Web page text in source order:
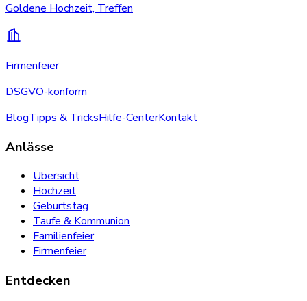
Goldene Hochzeit, Treffen
Firmenfeier
DSGVO-konform
BlogTipps & TricksHilfe-CenterKontakt
Anlässe
Übersicht
Hochzeit
Geburtstag
Taufe & Kommunion
Familienfeier
Firmenfeier
Entdecken